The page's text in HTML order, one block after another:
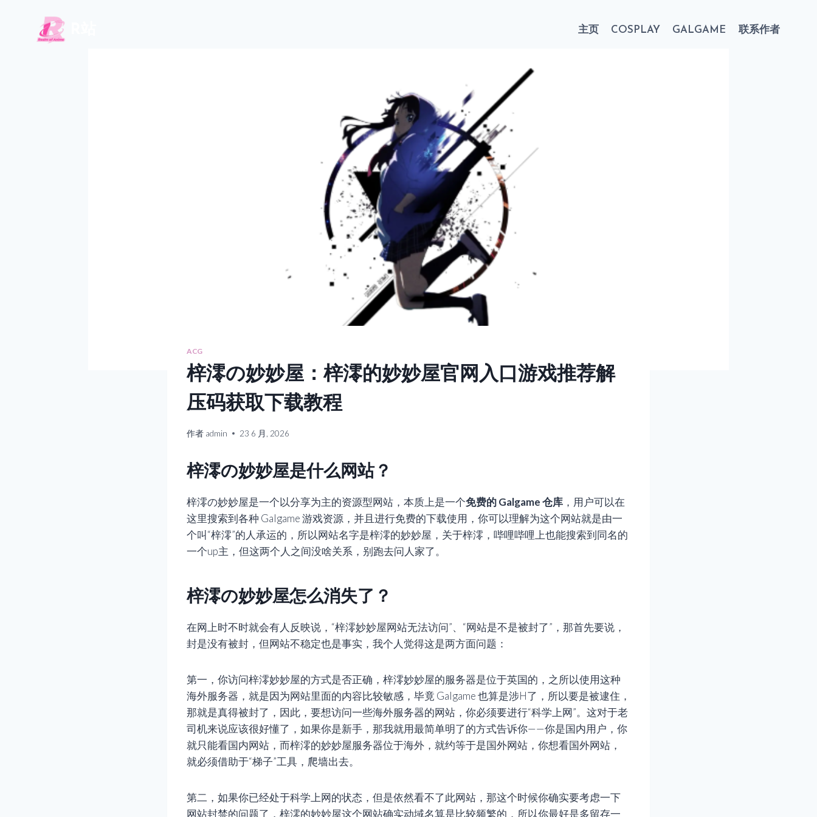
主页 COSPLAY GALGAME 联系作者
ACG
梓澪の妙妙屋：梓澪的妙妙屋官网入口游戏推荐解
压码获取下载教程
作者 admin 23 6 月, 2026
梓澪の妙妙屋是什么网站？
梓澪の妙妙屋是一个以分享为主的资源型网站，本质上是一个免费的 Galgame 仓库 ，用户可以在
这里搜索到各种 Galgame 游戏资源，并且进行免费的下载使用，你可以理解为这个网站就是由一
个叫“梓澪”的人承运的，所以网站名字是梓澪的妙妙屋，关于梓澪，哔哩哔哩上也能搜索到同名的
一个up主，但这两个人之间没啥关系，别跑去问人家了。
梓澪の妙妙屋怎么消失了？
在网上时不时就会有人反映说，“梓澪妙妙屋网站无法访问”、“网站是不是被封了”，那首先要说，
封是没有被封，但网站不稳定也是事实，我个人觉得这是两方面问题：
第一，你访问梓澪妙妙屋的方式是否正确，梓澪妙妙屋的服务器是位于英国的，之所以使用这种
海外服务器，就是因为网站里面的内容比较敏感，毕竟 Galgame 也算是涉H了，所以要是被逮住，
那就是真得被封了，因此，要想访问一些海外服务器的网站，你必须要进行“科学上网”。这对于老
司机来说应该很好懂了，如果你是新手，那我就用最简单明了的方式告诉你——你是国内用户，你
就只能看国内网站，而梓澪的妙妙屋服务器位于海外，就约等于是国外网站，你想看国外网站，
就必须借助于“梯子”工具，爬墙出去。
第二，如果你已经处于科学上网的状态，但是依然看不了此网站，那这个时候你确实要考虑一下
网站封禁的问题了，梓澪的妙妙屋这个网站确实动域名算是比较频繁的，所以你最好是多留存一